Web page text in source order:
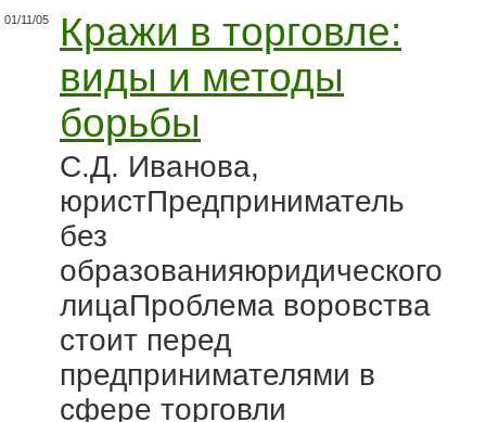
01/11/05
Кражи в торговле:
виды и методы
борьбы
С.Д. Иванова,
юристПредприниматель
без
образованияюридического
лицаПроблема воровства
стоит перед
предпринимателями в
сфере торговли